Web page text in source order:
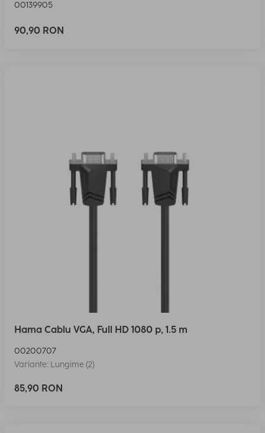
00139905
90,90 RON
Hama Cablu VGA, Full HD 1080 p, 1.5 m
00200707
Variante: Lungime (2)
85,90 RON